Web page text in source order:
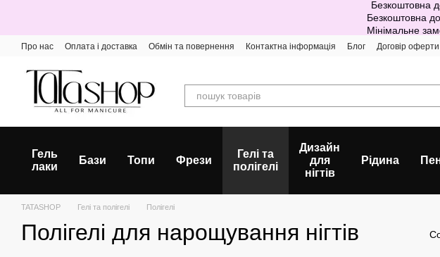
Безкоштовна
Безкоштовна
Мінімальне
Про нас Оплата і доставка Обмін та повернення Контактна інформація Блог Договір оферти
Гель
лаки
Бази Топи Фрези
Гелі та
полігелі
Дизайн
для
нігтів
Рідина
TATASHOP Гелі та полігелі Полігелі
Полігелі для нарощування нігтів